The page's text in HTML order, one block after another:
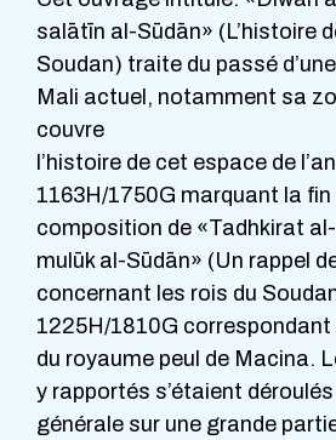
salātīn al-Sūdān» (L’histoire
Soudan) traite du passé
Mali actuel, notamment sa
couvre
l’histoire de cet espace de
1163H/1750G marquant la fin
composition de «Tadhkirat
mulūk al-Sūdān» (Un rappel
concernant les rois du
1225H/1810G
du royaume peul de Macina.
y rapportés s’étaient déroulés
générale sur une grande